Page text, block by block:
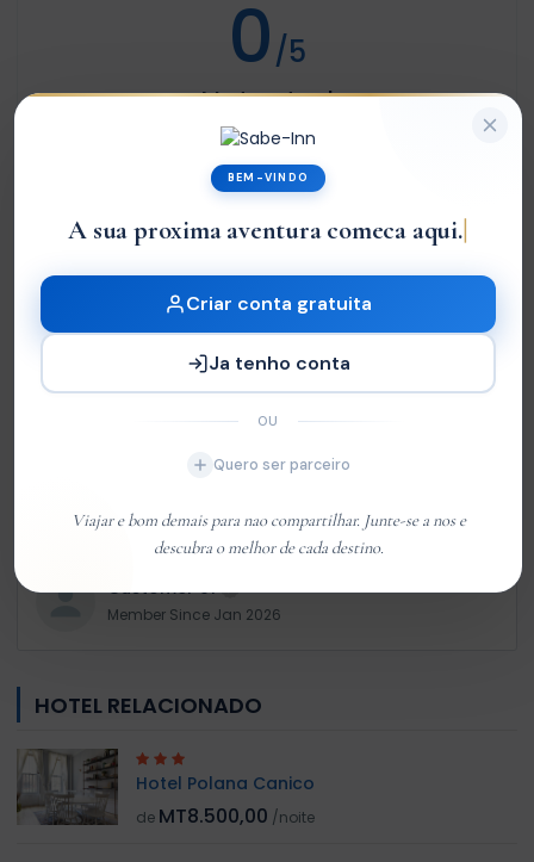
0/5
Not rated
Com base em0 review
Very Good
Média
0
Ruim
Customer 01
Member Since Jan 2026
HOTEL RELACIONADO
Hotel Polana Canico
de MT8.500,00 /noite
BEM-VINDO
A sua proxima aventura comeca aqui.
Criar conta gratuita
Ja tenho conta
OU
Quero ser parceiro
Viajar e bom demais para nao compartilhar. Junte-se a nos e
descubra o melhor de cada destino.